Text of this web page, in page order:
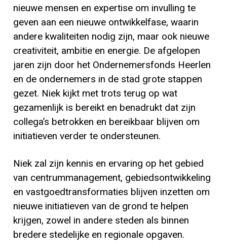
nieuwe mensen en expertise om invulling te
geven aan een nieuwe ontwikkelfase, waarin
andere kwaliteiten nodig zijn, maar ook nieuwe
creativiteit, ambitie en energie. De afgelopen
jaren zijn door het Ondernemersfonds Heerlen
en de ondernemers in de stad grote stappen
gezet. Niek kijkt met trots terug op wat
gezamenlijk is bereikt en benadrukt dat zijn
collega’s betrokken en bereikbaar blijven om
initiatieven verder te ondersteunen.
Niek zal zijn kennis en ervaring op het gebied
van centrummanagement, gebiedsontwikkeling
en vastgoedtransformaties blijven inzetten om
nieuwe initiatieven van de grond te helpen
krijgen, zowel in andere steden als binnen
bredere stedelijke en regionale opgaven.